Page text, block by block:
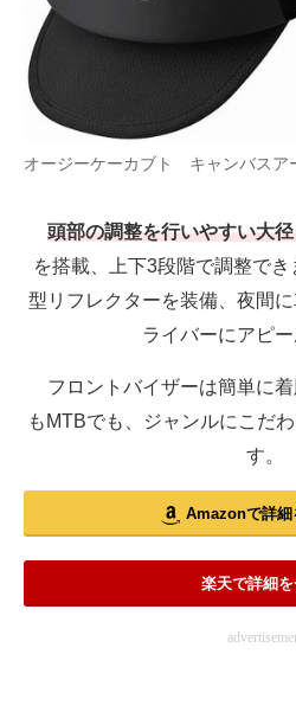
オージーケーカブト キャンバスア
頭部の調整を行いやすい大
を搭載、上下3段階で調整で
型リフレクターを装備、夜間
ライバーにアピー
フロントバイザーは簡単に
もMTBでも、ジャンルにこだ
す。
Amazonで詳細
楽天で詳細